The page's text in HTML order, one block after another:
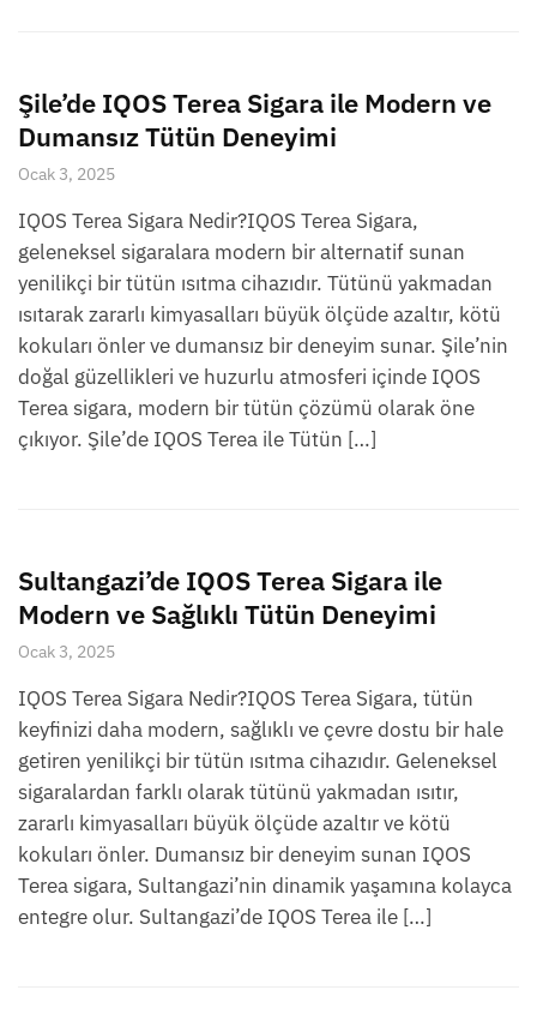
Şile’de IQOS Terea Sigara ile Modern ve
Dumansız Tütün Deneyimi
Ocak 3, 2025
IQOS Terea Sigara Nedir?IQOS Terea Sigara,
geleneksel sigaralara modern bir alternatif sunan
yenilikçi bir tütün ısıtma cihazıdır. Tütünü yakmadan
ısıtarak zararlı kimyasalları büyük ölçüde azaltır, kötü
kokuları önler ve dumansız bir deneyim sunar. Şile’nin
doğal güzellikleri ve huzurlu atmosferi içinde IQOS
Terea sigara, modern bir tütün çözümü olarak öne
çıkıyor. Şile’de IQOS Terea ile Tütün […]
Sultangazi’de IQOS Terea Sigara ile
Modern ve Sağlıklı Tütün Deneyimi
Ocak 3, 2025
IQOS Terea Sigara Nedir?IQOS Terea Sigara, tütün
keyfinizi daha modern, sağlıklı ve çevre dostu bir hale
getiren yenilikçi bir tütün ısıtma cihazıdır. Geleneksel
sigaralardan farklı olarak tütünü yakmadan ısıtır,
zararlı kimyasalları büyük ölçüde azaltır ve kötü
kokuları önler. Dumansız bir deneyim sunan IQOS
Terea sigara, Sultangazi’nin dinamik yaşamına kolayca
entegre olur. Sultangazi’de IQOS Terea ile […]